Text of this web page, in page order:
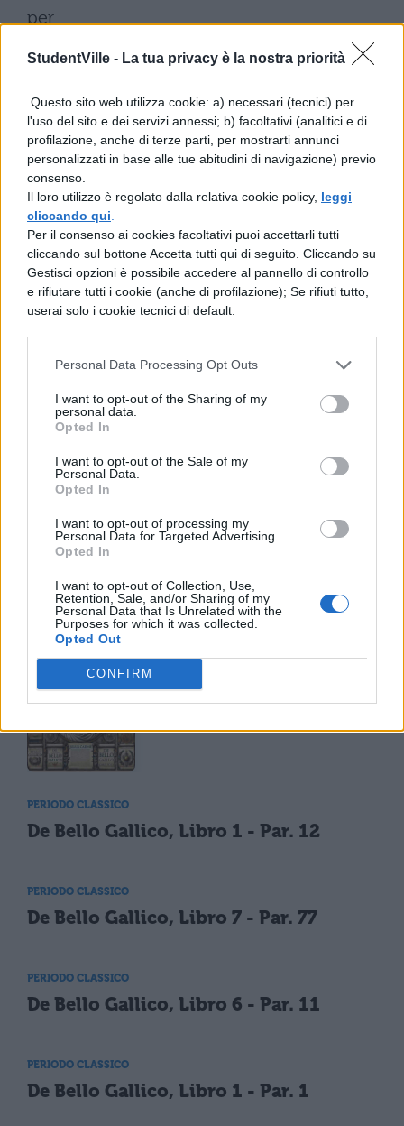
StudentVille - La tua privacy è la nostra priorità
Questo sito web utilizza cookie: a) necessari (tecnici) per
l'uso del sito e dei servizi annessi; b) facoltativi (analitici e di
profilazione, anche di terze parti, per mostrarti annunci
personalizzati in base alle tue abitudini di navigazione) previo
consenso.
Il loro utilizzo è regolato dalla relativa cookie policy, leggi
cliccando qui
Per il consenso ai cookies facoltativi puoi accettarli tutti
cliccando sul bottone Accetta tutti qui di seguito. Cliccando su
Gestisci opzioni è possibile accedere al pannello di controllo
e rifiutare tutti i cookie (anche di profilazione); Se rifiuti tutto,
userai solo i cookie tecnici di default.
Personal Data Processing Opt Outs
I want to opt-out of the Sharing of my
personal data.
Opted In
I want to opt-out of the Sale of my
Personal Data.
Opted In
I want to opt-out of processing my
Personal Data for Targeted Advertising.
Opted In
I want to opt-out of Collection, Use,
Retention, Sale, and/or Sharing of my
Personal Data that Is Unrelated with the
Purposes for which it was collected.
Opted Out
CONFIRM
per
prendere una decisione, poiché vedeva sul
incautamente e ordinò che pure i suoi si
applicassero al lavoro piuttosto con calma
e mostrò cosa volesse che si facesse, e con
le legioni pronte nelle gallerie di
nascosto, esortando che finalmente
raccogliessero in cambio di così grandi
fatiche il frutto della vittoria, promise premi
e
il segnale. Essi subito volarono fuori da ogni
parte e velocemente riempirono
(occupando) la muraglia.
TI POTREBBE INTERESSARE
Cesare: opere e versioni
PERIODO CLASSICO
De Bello Gallico, Libro 1 - Par. 12
PERIODO CLASSICO
De Bello Gallico, Libro 7 - Par. 77
PERIODO CLASSICO
De Bello Gallico, Libro 6 - Par. 11
PERIODO CLASSICO
De Bello Gallico, Libro 1 - Par. 1